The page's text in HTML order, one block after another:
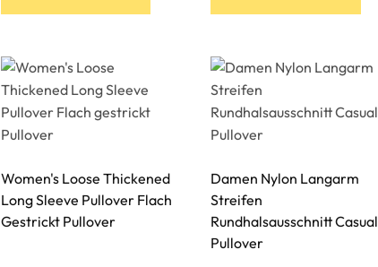
Women's Loose Thickened
Long Sleeve Pullover Flach
Gestrickt Pullover
Damen Nylon Langarm
Streifen
Rundhalsausschnitt Casual
Pullover